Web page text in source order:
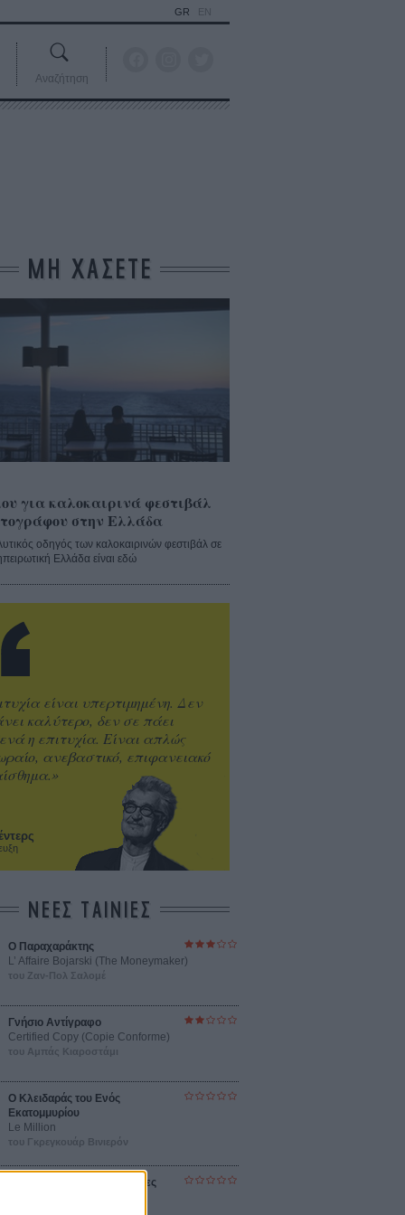
GR EN
Αναζήτηση
ΜΗ ΧΑΣΕΤΕ
για καλοκαιρινά φεστιβάλ
στην Ελλάδα
οδηγός των καλοκαιρινών φεστιβάλ σε
Ελλάδα είναι εδώ
είναι υπερτιμημένη. Δεν
καλύτερο, δεν σε πάει
η επιτυχία. Είναι απλώς
ανεβαστικό, επιφανειακό
ΝΕΕΣ ΤΑΙΝΙΕΣ
Ο Παραχαράκτης
L’ Affaire Bojarski (The Moneymaker)
του Ζαν-Πολ Σαλομέ
Γνήσιο Αντίγραφο
Certified Copy (Copie Conforme)
του Αμπάς Κιαροστάμι
Ο Κλειδαράς του Ενός
Εκατομμυρίου
Le Million
του Γκρεγκουάρ Βινιερόν
Αυτό που Ξέρουν οι Γυναίκες